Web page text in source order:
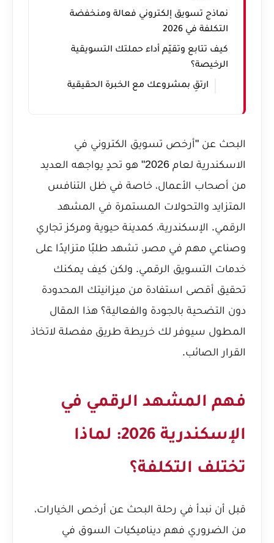
نماذج تسويق إلكتروني فعالة ومنخفضة
التكلفة في 2026
كيف تتابع وتقيّم أداء حملتك التسويقية
الرخيصة؟
ارتقِ بمشروعك مع الخبرة الحقيقية
البحث عن "أرخص تسويق الكتروني في
الاسكندرية لعام 2026" هو تحدٍ يواجهه العديد
من أصحاب الأعمال، خاصة في ظل التنافس
المتزايد والتحولات المستمرة في المشهد
الرقمي. الإسكندرية، كمدينة حيوية ومركز تجاري
وصناعي مهم في مصر، تشهد طلبًا متزايدًا على
خدمات التسويق الرقمي. ولكن كيف يمكنك
تحقيق أقصى استفادة من ميزانيتك المحدودة
دون التضحية بالجودة والفعالية؟ هذا المقال
المطول سيوفر لك خريطة طريق مفصلة لاتخاذ
القرار الصائب.
فهم المشهد الرقمي في
الإسكندرية 2026: لماذا
تختلف التكلفة؟
قبل أن نبدأ في رحلة البحث عن أرخص الخيارات،
من الضروري فهم ديناميكيات السوق في